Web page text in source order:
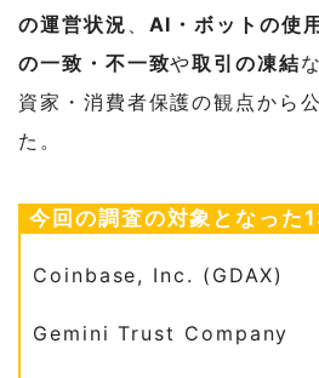
の運営状況 、 AI・ボットの使用
の一致・不一致や取引の凍結
資家・消費者保護の観点から
た。
今回の調査の対象となった
Coinbase, Inc. (GDAX)
Gemini Trust Company